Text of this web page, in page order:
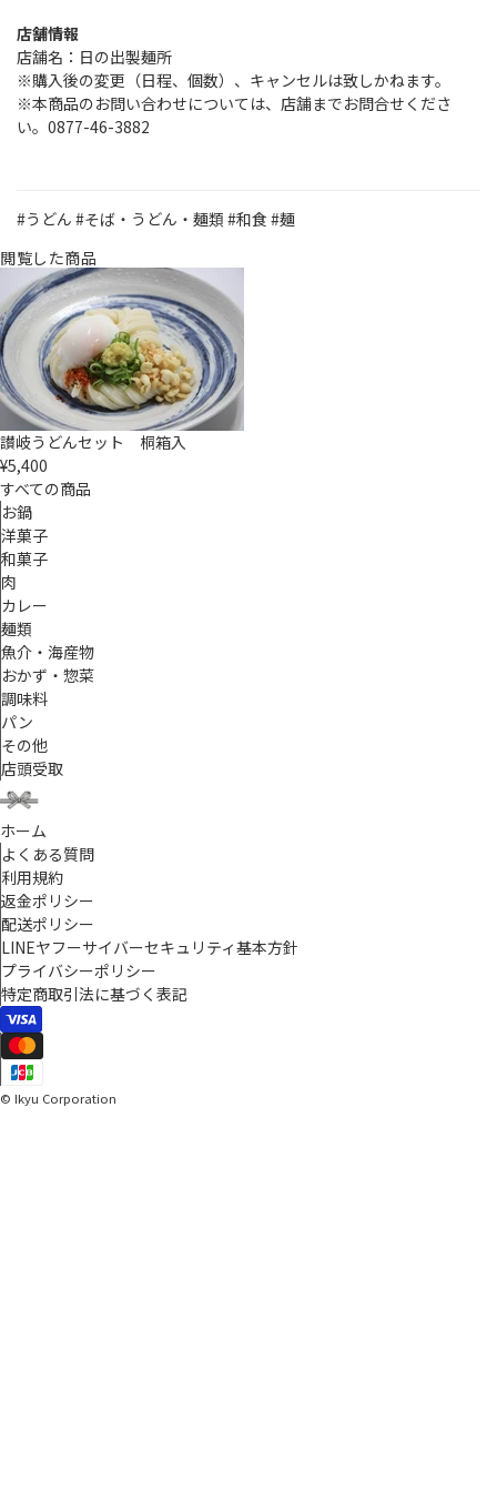
店舗情報
店舗名：日の出製麺所
※購入後の変更（日程、個数）、キャンセルは致しかねます。
※本商品のお問い合わせについては、店舗までお問合せくださ
い。0877-46-3882
#うどん #そば・うどん・麺類 #和食 #麺
閲覧した商品
讃岐うどんセット 桐箱入
¥5,400
すべての商品
お鍋
洋菓子
和菓子
肉
カレー
麺類
魚介・海産物
おかず・惣菜
調味料
パン
その他
店頭受取
ホーム
よくある質問
利用規約
返金ポリシー
配送ポリシー
LINEヤフーサイバーセキュリティ基本方針
プライバシーポリシー
特定商取引法に基づく表記
© Ikyu Corporation